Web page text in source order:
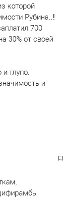
в таблице,
что с таким
— ещё
взгляда
эфире
которой
Рубина..!!
700
30% от своей
глупо.
и